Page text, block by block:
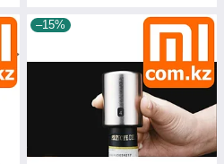
–15%